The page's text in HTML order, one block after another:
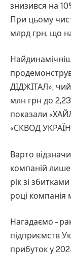
знизився на
При цьому
млрд грн, що
ДІДЖІТАЛ»,
млн грн до
показали
«СКВОД
Варто
компаній
рік зі
році компанія
Нагадаємо –
підприємств
прибуток у